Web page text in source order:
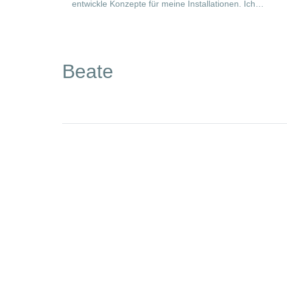
entwickle Konzepte für meine Installationen. Ich…
Beate